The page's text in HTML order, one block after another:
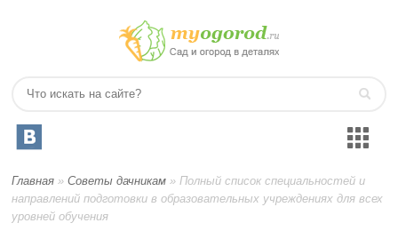
Главная »Советы дачникам »Полный список специальностей и
направлений подготовки в образовательных учреждениях для всех
уровней обучения